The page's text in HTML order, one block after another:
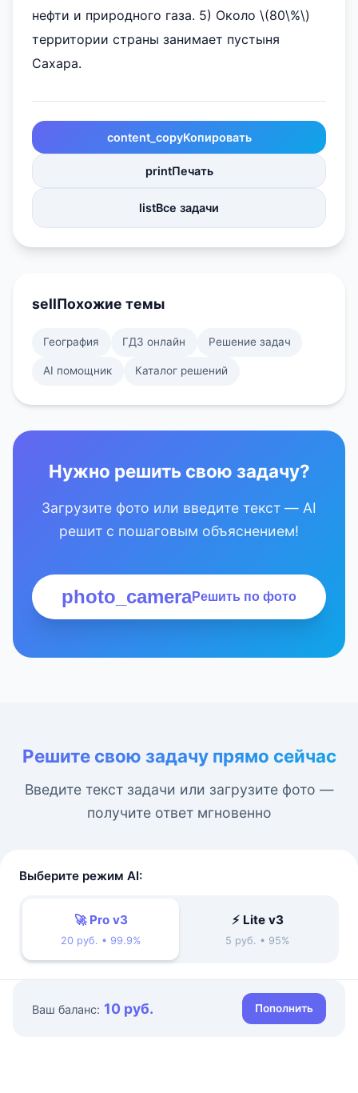
нефти и природного газа. 5) Около \(80\%\)
территории страны занимает пустыня
Сахара.
content_copyКопировать
printПечать
listВсе задачи
sellПохожие темы
География ГДЗ онлайн Решение задач
AI помощник Каталог решений
Нужно решить свою задачу?
Загрузите фото или введите текст — AI
решит с пошаговым объяснением!
photo_cameraРешить по фото
Решите свою задачу прямо сейчас
Введите текст задачи или загрузите фото —
получите ответ мгновенно
Выберите режим AI:
🚀 Pro v3
20 руб. • 99.9%
⚡ Lite v3
5 руб. • 95%
Ваш баланс: 10 руб. Пополнить